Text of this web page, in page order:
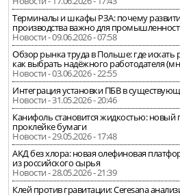
Терминалы и шкафы РЗА: почему
производства важно для
Новости - 09.06.2026 - 07:58
Обзор рынка труда в Польше: где искать
как выбрать надёжного работодателя
Новости - 03.06.2026 - 22:55
Интеграция установки ПБВ в
Новости - 31.05.2026 - 20:46
Канифоль становится жидкостью: новый
проклейке бумаги
Новости - 29.05.2026 - 17:48
АКД без хлора: новая олефиновая
из российского сырья
Новости - 28.05.2026 - 21:39
Клей против гравитации: Ceresana